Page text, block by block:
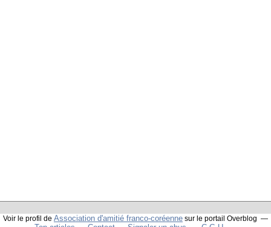
Voir le profil de Association d'amitié franco-coréenne sur le portail Overblog